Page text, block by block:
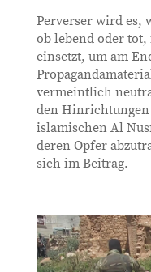
Perverser wird es,
ob lebend oder
einsetzt, um am
vermeintlich
den
islamischen Al
deren Opfer
sich im Beitrag.